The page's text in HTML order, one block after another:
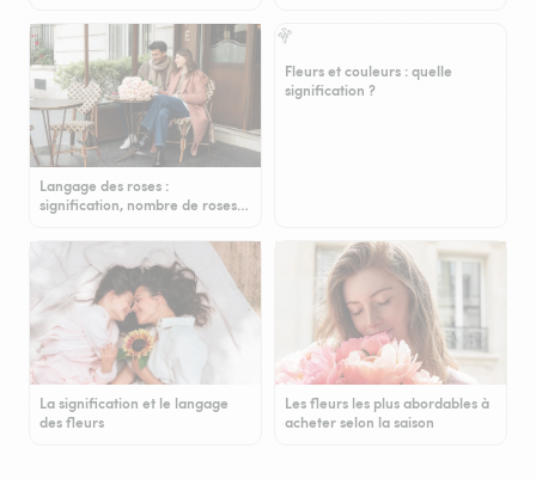
Langage des roses :
signification, nombre de roses…
Fleurs et couleurs : quelle
signification ?
La signification et le langage
des fleurs
Les fleurs les plus abordables à
acheter selon la saison